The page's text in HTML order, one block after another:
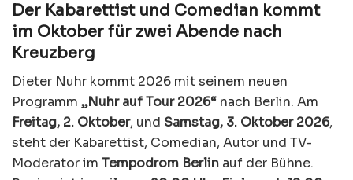
Der Kabarettist und Comedian kommt
im Oktober für zwei Abende nach
Kreuzberg
Dieter Nuhr kommt 2026 mit seinem neuen
Programm „Nuhr auf Tour 2026“ nach Berlin. Am
Freitag, 2. Oktober, und Samstag, 3. Oktober 2026,
steht der Kabarettist, Comedian, Autor und TV-
Moderator im Tempodrom Berlin auf der Bühne.